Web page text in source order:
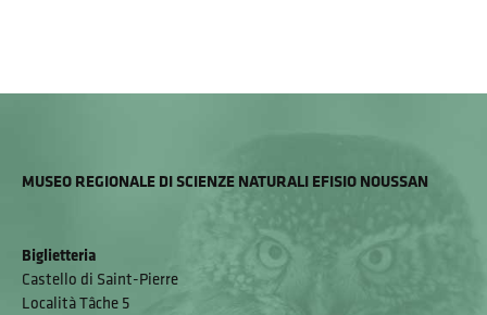
MUSEO REGIONALE DI SCIENZE NATURALI EFISIO NOUSSAN
Biglietteria
Castello di Saint-Pierre
Località Tâche 5